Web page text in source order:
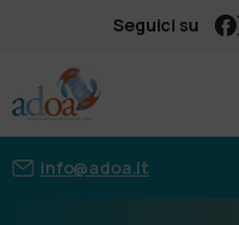
Seguici su
info@adoa.it